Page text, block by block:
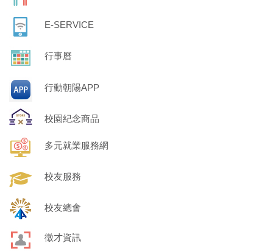
E-SERVICE
行事曆
行動朝陽APP
校園紀念商品
多元就業服務網
校友服務
校友總會
徵才資訊